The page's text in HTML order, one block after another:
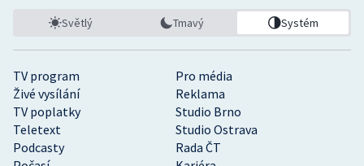
TV program
Pro média
Živé vysílání
Reklama
TV poplatky
Studio Brno
Teletext
Studio Ostrava
Podcasty
Rada ČT
Světlý Tmavý Systém